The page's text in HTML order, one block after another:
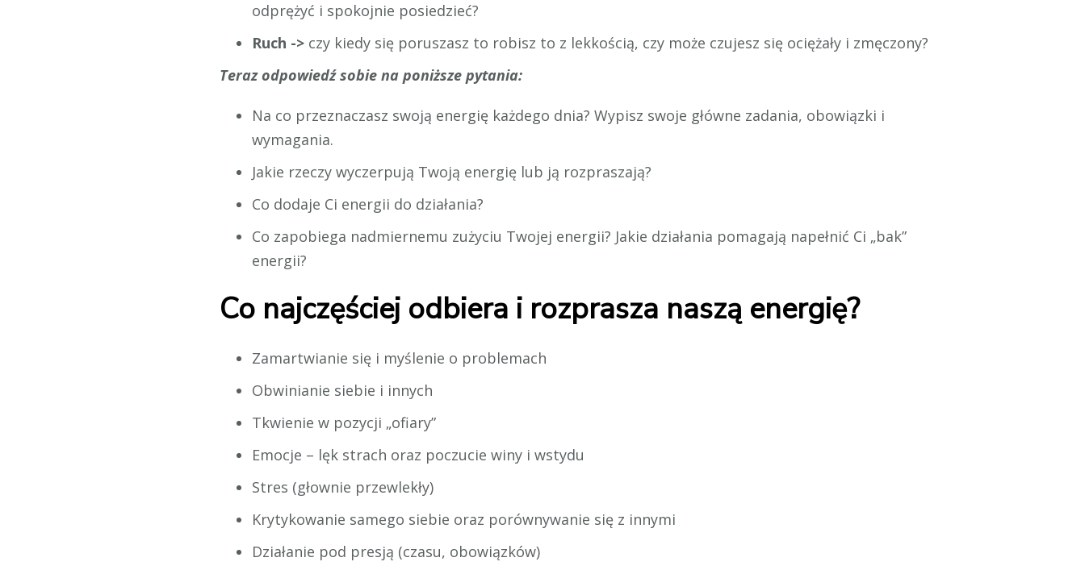
odprężyć i spokojnie posiedzieć?
Ruch -> czy kiedy się poruszasz to robisz to z lekkością, czy może czujesz się ociężały i zmęczony?
Teraz odpowiedź sobie na poniższe pytania:
Na co przeznaczasz swoją energię każdego dnia? Wypisz swoje główne zadania, obowiązki i
wymagania.
Jakie rzeczy wyczerpują Twoją energię lub ją rozpraszają?
Co dodaje Ci energii do działania?
Co zapobiega nadmiernemu zużyciu Twojej energii? Jakie działania pomagają napełnić Ci „bak”
energii?
Co najczęściej odbiera i rozprasza naszą energię?
Zamartwianie się i myślenie o problemach
Obwinianie siebie i innych
Tkwienie w pozycji „ofiary”
Emocje – lęk strach oraz poczucie winy i wstydu
Stres (głownie przewlekły)
Krytykowanie samego siebie oraz porównywanie się z innymi
Działanie pod presją (czasu, obowiązków)